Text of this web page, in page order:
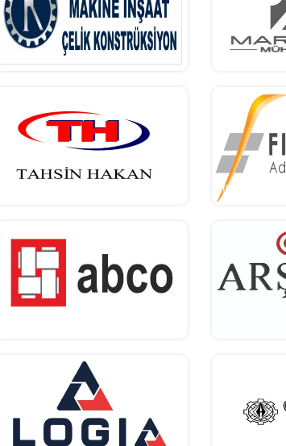
adanatek marathon
fineagles